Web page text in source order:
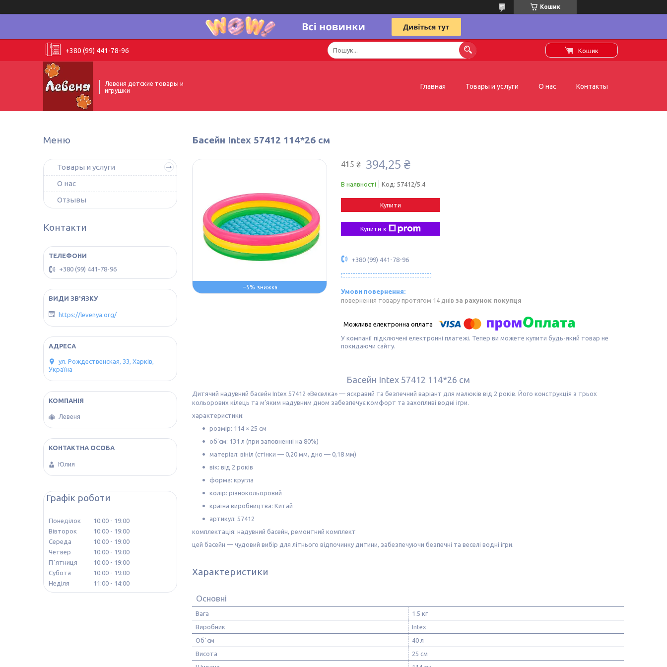
Кошик
+380 (99) 441-78-96 Кошик
Левеня детские товары и
игрушки
Главная Товары и услуги О нас Контакты
Басейн Intex 57412 114*26 см
–5%
415 ₴ 394,25 ₴
В наявності Код: 57412/5.4
Купити
Купити з
+380 (99) 441-78-96
повернення товару протягом 14 днів за рахунок покупця
У компанії підключені електронні платежі. Тепер ви можете купити будь-який товар не
покидаючи сайту.
Басейн Intex 57412 114*26 см
Дитячий надувний басейн Intex 57412 «Веселка» — яскравий та безпечний варіант для малюків від 2 років. Його конструкція з трьох
кольорових кілець та м’яким надувним дном забезпечує комфорт та захопливі водні ігри.
характеристики:
розмір: 114 × 25 см
об’єм: 131 л (при заповненні на 80%)
матеріал: вініл (стінки — 0,20 мм, дно — 0,18 мм)
вік: від 2 років
форма: кругла
колір: різнокольоровий
країна виробництва: Китай
артикул: 57412
комплектація: надувний басейн, ремонтний комплект
цей басейн — чудовий вибір для літнього відпочинку дитини, забезпечуючи безпечні та веселі водні ігри.
Характеристики
Основні
Вага
1.5 кг
Виробник
Intex
Об`єм
40 л
Висота
25 см
Товары и услуги
О нас
Отзывы
Контакти
+380 (99) 441-78-96
https://levenya.org/
ул. Рождественская, 33, Харків,
Україна
Левеня
Юлия
Графік роботи
Понеділок 10:00
19:00
Вівторок
10:00
19:00
Середа
10:00
19:00
Четвер
10:00
19:00
Пʼятниця
10:00
19:00
Субота
10:00
19:00
Неділя
11:00 14:00